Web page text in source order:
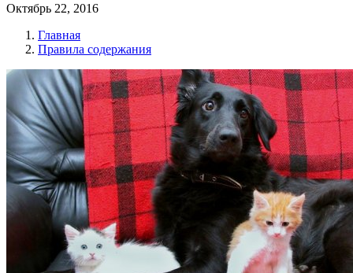
Октябрь 22, 2016
Главная
Правила содержания